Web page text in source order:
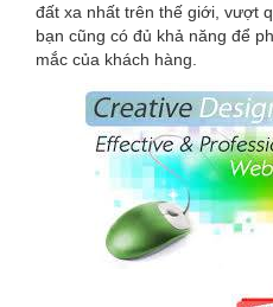
đất xa nhất trên thế giới, vượt
bạn cũng có đủ khả năng để
mắc của khách hàng.